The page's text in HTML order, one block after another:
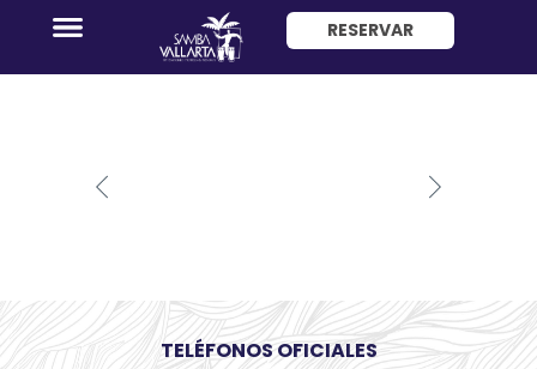
Habitaciones
ENG
RESERVAR
Playa
TELÉFONOS OFICIALES